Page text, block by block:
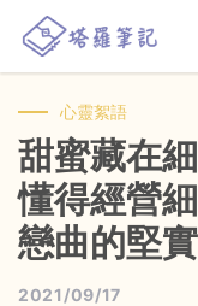
心靈絮語
甜蜜藏在
懂得經營
戀曲的堅
2021/09/17